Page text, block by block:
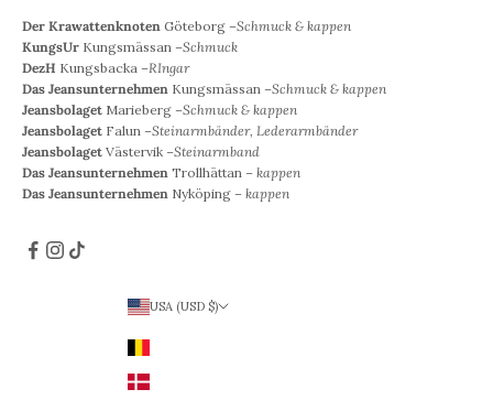
Der Krawattenknoten Göteborg –Schmuck & kappen
KungsUr Kungsmässan –Schmuck
DezH Kungsbacka –RIngar
Das Jeansunternehmen Kungsmässan –Schmuck & kappen
Jeansbolaget Marieberg –Schmuck & kappen
Jeansbolaget Falun –Steinarmbänder, Lederarmbänder
Jeansbolaget Västervik –Steinarmband
Das Jeansunternehmen Trollhättan – kappen
Das Jeansunternehmen Nyköping – kappen
USA (USD $)
Dänemark (DKK)